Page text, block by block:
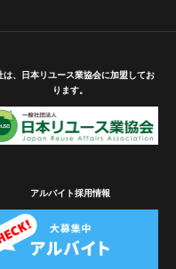
買取基準に従い、当
場合、売買契約締結
申し出ることができ
記載いただき、出張
場合、手数料は当社
。着金確認後、商品
いただきます。
は、日本リユース業協会に加盟してお
ります。
アルバイト採用情報